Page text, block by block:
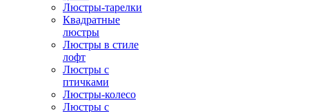
Люстры-тарелки
Квадратные
люстры
Люстры в стиле
лофт
Люстры с
птичками
Люстры-колесо
Люстры с